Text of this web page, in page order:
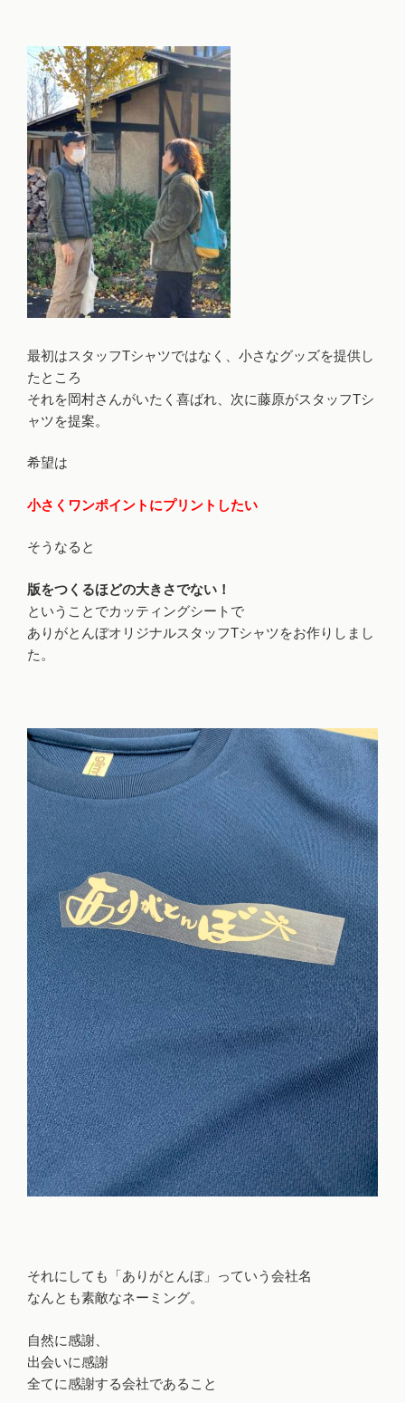
最初はスタッフTシャツではなく、小さなグッズを提供し
たところ
それを岡村さんがいたく喜ばれ、次に藤原がスタッフTシ
ャツを提案。
希望は
小さくワンポイントにプリントしたい
そうなると
版をつくるほどの大きさでない！
ということでカッティングシートで
ありがとんぼオリジナルスタッフTシャツをお作りしまし
た。
それにしても「ありがとんぼ」っていう会社名
なんとも素敵なネーミング。
自然に感謝、
出会いに感謝
全てに感謝する会社であること